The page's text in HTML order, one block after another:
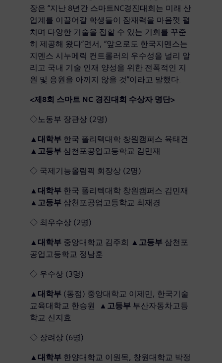
장은 “지난 8년간 스마트NC경진대회는 미래 산
업계를 이끌어갈 학생들이 잠재력을 마음껏 펼
치며 다양한 기술을 접할 수 있는 기회를 꾸준
히 제공해 왔다”면서, “앞으로도 한국지멘스는
지멘스 시누메릭 컨트롤러의 우수성을 널리 알
리고 국내 기술 인재 양성을 위한 전폭적인 지
원 및 응원을 아끼지 않을 것”이라고 말했다.
<제 8회 스마트 NC 경진대회 수상자 명단>
◇노동부 장관상 (2명)
▲ 대학부 한국 폴리텍대학 창원캠퍼스 육태건
▲ 고등부 삼천포공업고등학교 김민재
◇ 국제기능올림픽 회장상 (2명)
▲ 대학부 한국 폴리텍대학 창원캠퍼스 김민재
▲ 고등부 삼천포공업고등학교 최재경
◇ 최우수상 (2명)
▲ 대학부 중앙대학교 김주희 ▲ 고등부 삼천포
공업고등학교 정남훈
◇ 우수상 (3명)
▲ 대학부 (동점) 중앙대학교 이제민, 한국기술
교육대학교 한승원 ▲ 고등부 부산자동차고등
학교 신지효
◇ 장려상 (6명)
▲ 대학부 한양대학교 이원목, 창원대학교 박정